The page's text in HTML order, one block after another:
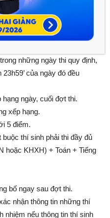
những ngày thi quy định,
của ngày đó đều
ngày, cuối đợt thi.
xếp hạng.
5 điểm.
thí sinh phải thi đầy đủ
hoặc KHXH) + Toán + Tiếng
bố ngay sau đợt thi.
nhận thông tin những thí
nhiệm nếu thông tin thí sinh